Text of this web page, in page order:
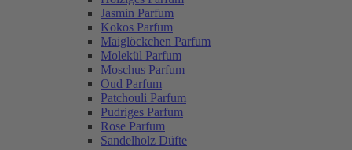
Jasmin Parfum
Kokos Parfum
Maiglöckchen Parfum
Molekül Parfum
Moschus Parfum
Oud Parfum
Patchouli Parfum
Pudriges Parfum
Rose Parfum
Sandelholz Düfte